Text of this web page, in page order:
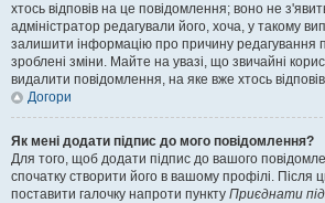
хтось відповів на це повідомлення; воно не
адміністратор редагували його, хоча, у такому
залишити інформацію про причину редагування
зроблені зміни. Майте на увазі, що звичайні
видалити повідомлення, на яке вже хтось
Догори
Як мені додати підпис до мого повідомлення?
Для того, щоб додати підпис до вашого
спочатку створити його в вашому профілі. Після
поставити галочку напроти пункту Приєднати